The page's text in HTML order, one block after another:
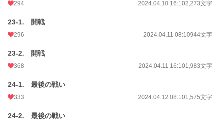
294 2024.04.10 16:102,273文字
23-1. 開戦
296 2024.04.11 08:10944文字
23-2. 開戦
368 2024.04.11 16:101,983文字
24-1. 最後の戦い
333 2024.04.12 08:101,575文字
24-2. 最後の戦い